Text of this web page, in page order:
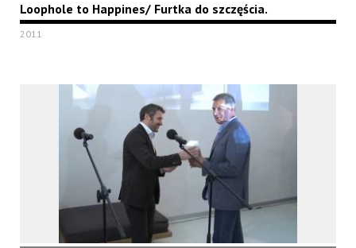
Loophole to Happines/ Furtka do szczęścia.
2011